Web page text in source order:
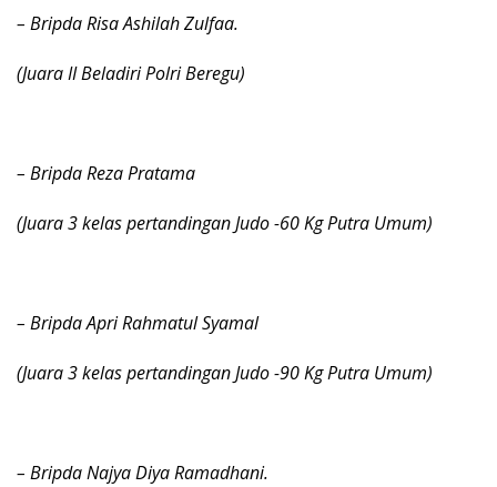
– Bripda Risa Ashilah Zulfaa.
(Juara II Beladiri Polri Beregu)
– Bripda Reza Pratama
(Juara 3 kelas pertandingan Judo -60 Kg Putra Umum)
– Bripda Apri Rahmatul Syamal
(Juara 3 kelas pertandingan Judo -90 Kg Putra Umum)
– Bripda Najya Diya Ramadhani.